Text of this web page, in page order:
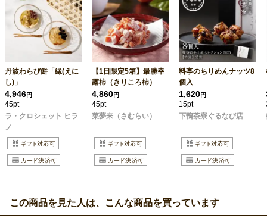
丹波わらび餅「縁(えに
し)」
4,946円
45pt
ラ・クロシェット ヒラ
ノ
【1日限定5箱】最勝幸
露柿（きりころ柿）
4,860円
45pt
菜夢来（さむらい）
料亭のちりめんナッツ8
個入
1,620円
15pt
下鴨茶寮ぐるなび店
この商品を見た人は、こんな商品を買っています